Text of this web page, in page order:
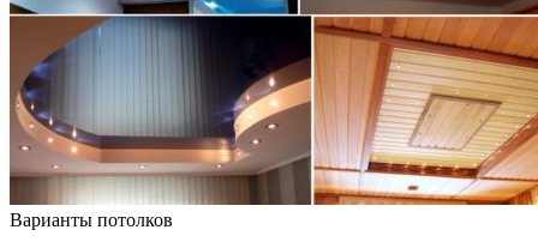
Варианты потолков